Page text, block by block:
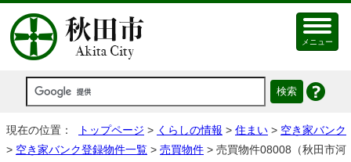
メニュー
現在の位置： トップページ > くらしの情報 > 住まい > 空き家バンク
> 空き家バンク登録物件一覧 > 売買物件 > 売買物件08008（秋田市河